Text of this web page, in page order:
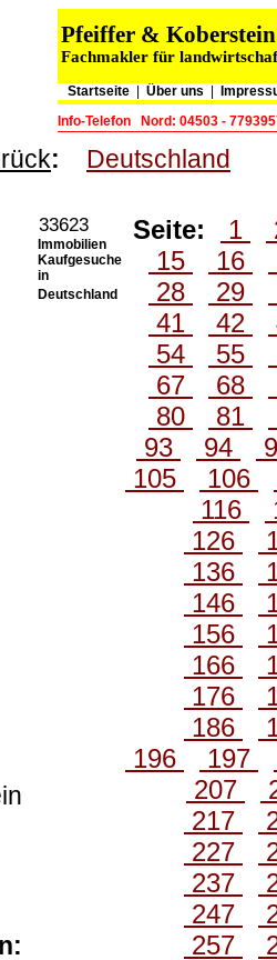
Pfeiffer &
Fachmakler für
Startseite| Über uns
Info-Telefon
Nord: 04503 -
: Deutschland
33623
Immobilien
Kaufgesuche
in
Deutschland
Seite: 1
15
16
28
29
41
42
54
55
67
68
80
81
93
94
105
106
116
126
136
146
156
166
176
186
196
197
207
217
227
237
247
257